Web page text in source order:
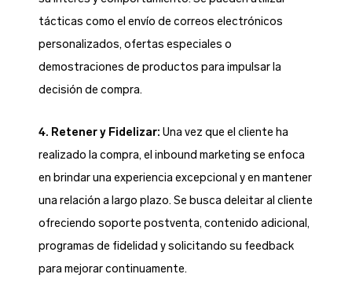
tácticas como el envío de correos electrónicos
personalizados, ofertas especiales o
demostraciones de productos para impulsar la
decisión de compra.
4. Retener y Fidelizar: Una vez que el cliente ha
realizado la compra, el inbound marketing se enfoca
en brindar una experiencia excepcional y en mantener
una relación a largo plazo. Se busca deleitar al cliente
ofreciendo soporte postventa, contenido adicional,
programas de fidelidad y solicitando su feedback
para mejorar continuamente.